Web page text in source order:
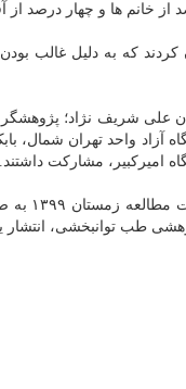
که به دلیل غالب
علی شریف نژاد؛
آزاد واحد تهران
امیرکبیر، مشارکت داشتند.
طب توانبخشی، انتشار